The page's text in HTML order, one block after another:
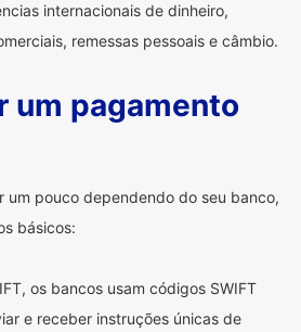
internacionais de dinheiro,
remessas pessoais e câmbio.
um pagamento
um pouco dependendo do seu banco,
básicos:
os bancos usam códigos SWIFT
e receber instruções únicas de